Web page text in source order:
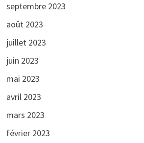
septembre 2023
août 2023
juillet 2023
juin 2023
mai 2023
avril 2023
mars 2023
février 2023